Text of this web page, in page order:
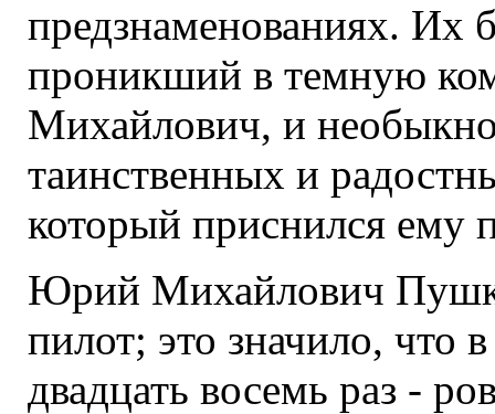
предзнаменованиях. Их
проникший в темную
Михайлович, и
таинственных и
который приснился ему
Юрий Михайлович
пилот; это значило, что
двадцать восемь раз -